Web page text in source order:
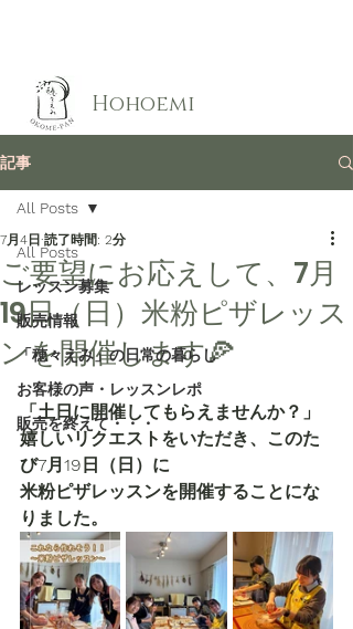
​Hohoemi
記事
All Posts
レッスン募集
販売情報
「穂々えみ」の日常の暮らし
お客様の声・レッスンレポ
販売を終えて・・・
All Posts
ご要望にお応えして、7月
19日（日）米粉ピザレッス
ンを開催します🍕
7月4日 読了時間: 2分
「土日に開催してもらえませんか？」
嬉しいリクエストをいただき、このた
び7月19日（日）に
米粉ピザレッスンを開催することにな
りました。